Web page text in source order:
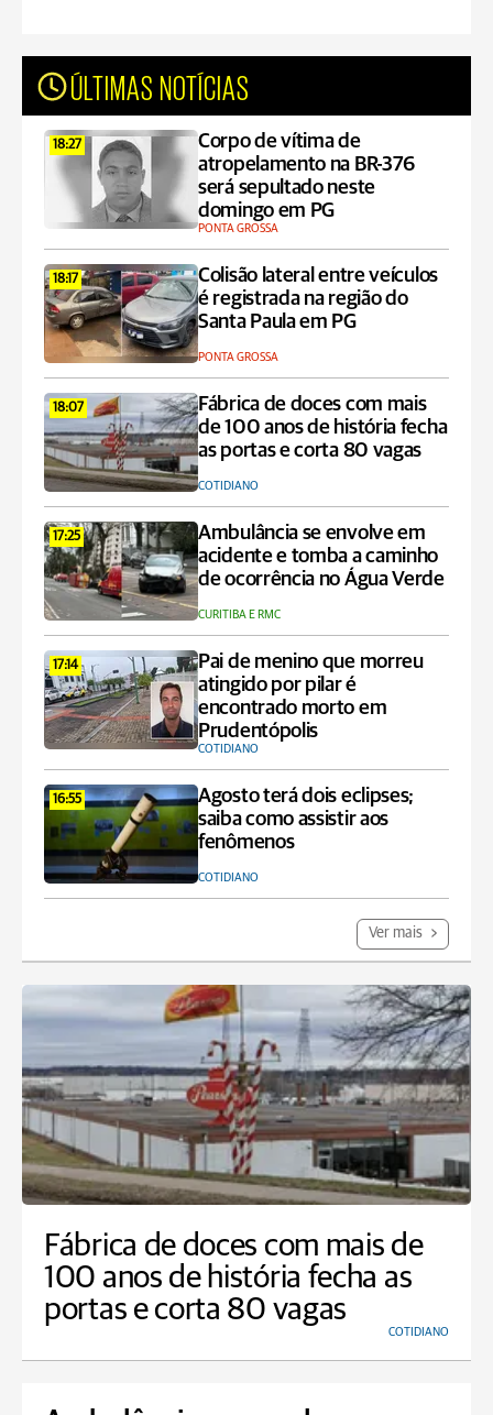
ÚLTIMAS NOTÍCIAS
18:27
Corpo de vítima de
atropelamento na BR-376
será sepultado neste
domingo em PG
PONTA GROSSA
18:17
Colisão lateral entre veículos
é registrada na região do
Santa Paula em PG
PONTA GROSSA
18:07
Fábrica de doces com mais
de 100 anos de história fecha
as portas e corta 80 vagas
COTIDIANO
17:25
Ambulância se envolve em
acidente e tomba a caminho
de ocorrência no Água Verde
CURITIBA E RMC
17:14
Pai de menino que morreu
atingido por pilar é
encontrado morto em
Prudentópolis
COTIDIANO
16:55
Agosto terá dois eclipses;
saiba como assistir aos
fenômenos
COTIDIANO
Ver mais
Fábrica de doces com mais de
100 anos de história fecha as
portas e corta 80 vagas
COTIDIANO